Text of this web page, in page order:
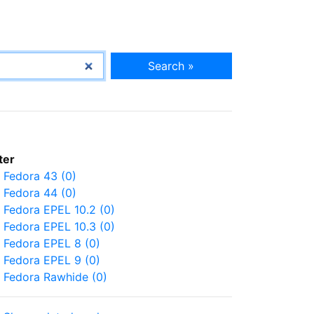
Search »
Fedora 43 (0)
Fedora 44 (0)
Fedora EPEL 10.2 (0)
Fedora EPEL 10.3 (0)
Fedora EPEL 8 (0)
Fedora EPEL 9 (0)
Fedora Rawhide (0)